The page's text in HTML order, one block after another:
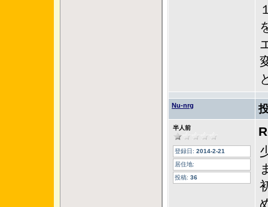
Nu-nrg
半人前
登録日: 2014-2-21
居住地:
投稿: 36